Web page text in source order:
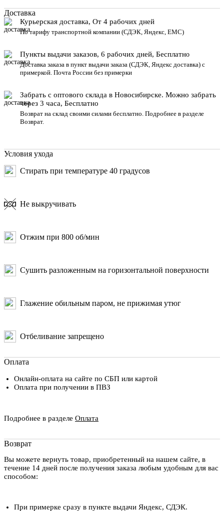
Доставка
Курьерская доставка, От 4 рабочих дней
По тарифу транспортной компании (СДЭК, Яндекс, ЕМС)
Пункты выдачи заказов, 6 рабочих дней, Бесплатно
Доставка заказа в пункт выдачи заказа (СДЭК, Яндекс доставка) с
примеркой. Почта России без примерки
Забрать с оптового склада в Новосибирске. Можно забрать
через 3 часа, Бесплатно
Возврат на склад своими силами бесплатно. Подробнее в разделе
Возврат.
Условия ухода
Стирать при температуре 40 градусов
Не выкручивать
Отжим при 800 об/мин
Сушить разложенным на горизонтальной поверхности
Глажение обильным паром, не прижимая утюг
Отбеливание запрещено
Оплата
Онлайн-оплата на сайте по СБП или картой
Оплата при получении в ПВЗ
Подробнее в разделе Оплата
Возврат
Вы можете вернуть товар, приобретенный на нашем сайте, в
течение 14 дней после получения заказа любым удобным для вас
способом:
При примерке сразу в пункте выдачи Яндекс, СДЭК.